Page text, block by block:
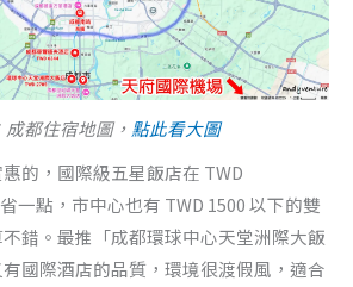
成都住宿地圖， 點此看大圖
的，國際級五星飯店在 TWD
一點，市中心也有 TWD 1500 以下的雙
錯。最推「成都環球中心天堂洲際大飯
國際酒店的品質，環境很渡假風，適合